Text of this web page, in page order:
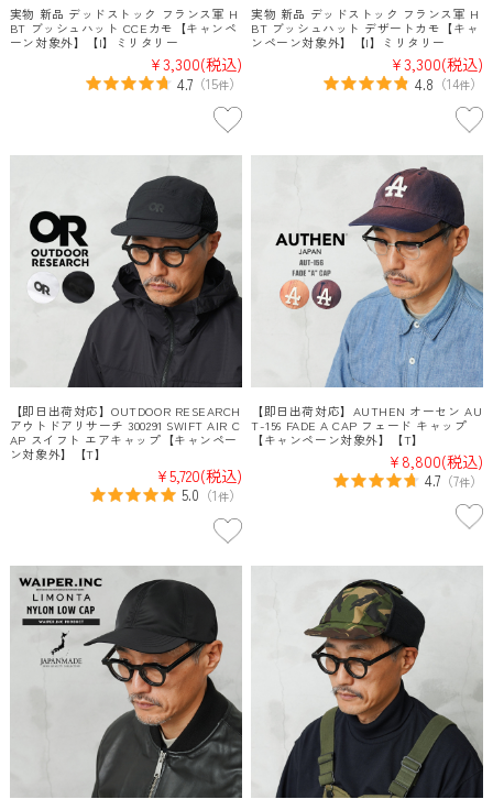
実物 新品 デッドストック フランス軍 H
BT ブッシュハット CCEカモ【キャンペ
ーン対象外】【I】ミリタリー
¥3,300(税込)
4.7（15件）
実物 新品 デッドストック フランス軍 H
BT ブッシュハット デザートカモ【キャ
ンペーン対象外】【I】ミリタリー
¥3,300(税込)
4.8 （14件）
【即日出荷対応】OUTDOOR RESEARCH
アウトドアリサーチ 300291 SWIFT AIR C
AP スイフト エアキャップ【キャンペー
ン対象外】【T】
¥5,720(税込)
5.0 （1件）
【即日出荷対応】AUTHEN オーセン AU
T-156 FADE A CAP フェード キャップ
【キャンペーン対象外】【T】
¥8,800(税込)
4.7 （7件）